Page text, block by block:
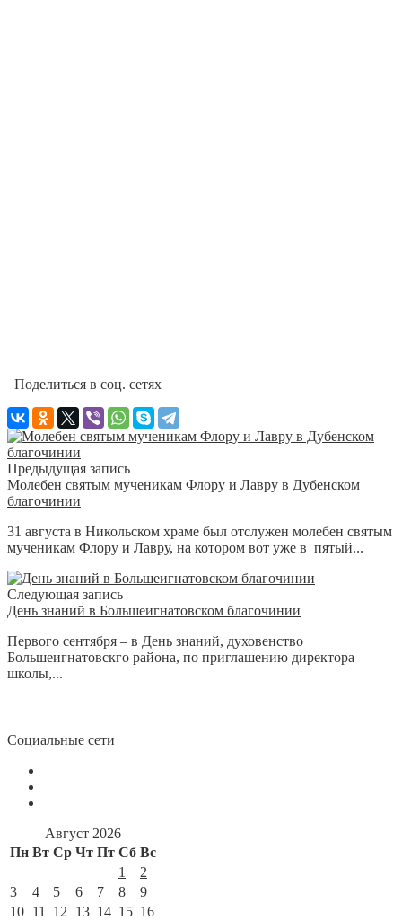
Поделиться в соц. сетях
Предыдущая запись
Молебен святым мученикам Флору и Лавру в Дубенском
благочинии
31 августа в Никольском храме был отслужен молебен святым
мученикам Флору и Лавру, на котором вот уже в пятый...
Следующая запись
День знаний в Большеигнатовском благочинии
Первого сентября – в День знаний, духовенство
Большеигнатовскго района, по приглашению директора
школы,...
Социальные сети
Август 2026
Пн Вт Ср Чт Пт Сб Вс
1
2
3
4 5 6 7 8
9
10 11 12 13 14 15 16